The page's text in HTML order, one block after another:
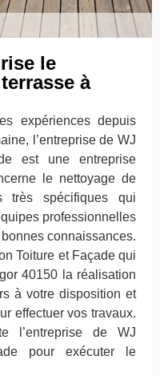
le
à
expériences depuis
l’entreprise de WJ
est une entreprise
le nettoyage de
très spécifiques qui
professionnelles
connaissances.
Toiture et Façade qui
40150 la réalisation
à votre disposition et
effectuer vos travaux.
l’entreprise de WJ
pour exécuter le